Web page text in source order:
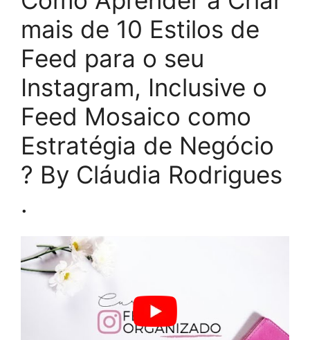
mais de 10 Estilos de
Feed para o seu
Instagram, Inclusive o
Feed Mosaico como
Estratégia de Negócio
? By Cláudia Rodrigues
.